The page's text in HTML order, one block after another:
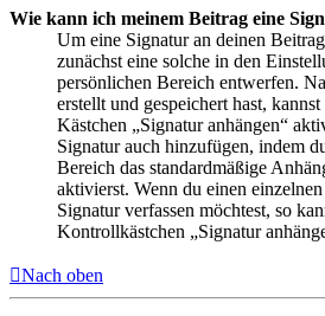
Wie kann ich meinem Beitrag eine
Um eine Signatur an deinen
zunächst eine solche in den
persönlichen Bereich entwerfen.
erstellt und gespeichert hast,
Kästchen „Signatur anhängen“
Signatur auch hinzufügen, indem
Bereich das standardmäßige
aktivierst. Wenn du einen
Signatur verfassen möchtest, so
Kontrollkästchen „Signatur
Nach oben